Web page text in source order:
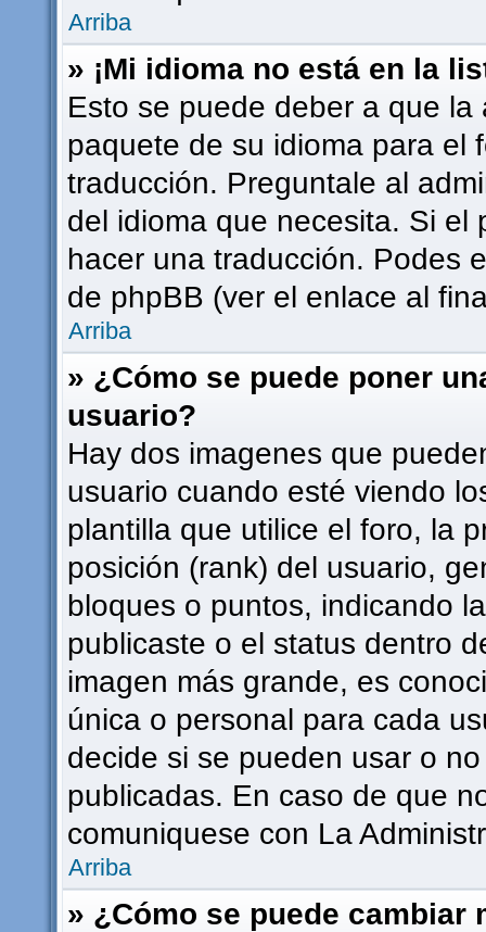
Arriba
» ¡Mi idioma no está en la
Esto se puede deber a que
paquete de su idioma para el
traducción. Preguntale al
del idioma que necesita. Si
hacer una traducción. Podes
de phpBB (ver el enlace al
Arriba
» ¿Cómo se puede poner
usuario?
Hay dos imagenes que
usuario cuando esté viendo
plantilla que utilice el foro, la
posición (rank) del usuario,
bloques o puntos, indicando
publicaste o el status dentro
imagen más grande, es
única o personal para cada
decide si se pueden usar o
publicadas. En caso de que
comuniquese con La
Arriba
» ¿Cómo se puede cambiar